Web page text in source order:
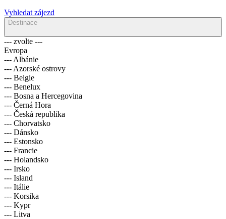
Vyhledat zájezd
Destinace
--- zvolte ---
Evropa
--- Albánie
--- Azorské ostrovy
--- Belgie
--- Benelux
--- Bosna a Hercegovina
--- Černá Hora
--- Česká republika
--- Chorvatsko
--- Dánsko
--- Estonsko
--- Francie
--- Holandsko
--- Irsko
--- Island
--- Itálie
--- Korsika
--- Kypr
--- Litva